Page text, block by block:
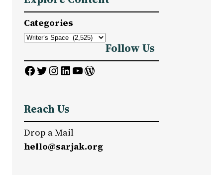
c
h
Categories
Follow Us
Facebook Twitter InstagramLinkedIn YouTube WordPress
Reach Us
Drop a Mail
hello@sarjak.org